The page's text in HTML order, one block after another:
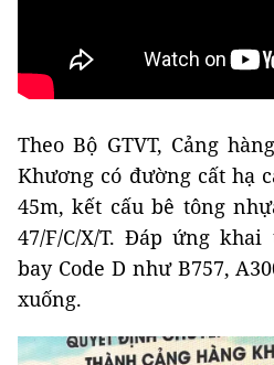
Theo Bộ GTVT, Cảng
Khương có đường cất hạ
45m, kết cấu bê tông
47/F/C/X/T. Đáp ứng
bay Code D như B757,
xuống.